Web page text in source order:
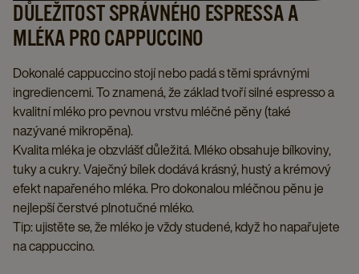
DŮLEŽITOST SPRÁVNÉHO ESPRESSA A
MLÉKA PRO CAPPUCCINO
Dokonalé cappuccino stojí nebo padá s těmi správnými
ingrediencemi. To znamená, že základ tvoří silné espresso a
kvalitní mléko pro pevnou vrstvu mléčné pěny (také
nazývané mikropěna).
Kvalita mléka je obzvlášť důležitá. Mléko obsahuje bílkoviny,
tuky a cukry. Vaječný bílek dodává krásný, hustý a krémový
efekt napařeného mléka. Pro dokonalou mléčnou pěnu je
nejlepší čerstvé plnotučné mléko.
Tip: ujistěte se, že mléko je vždy studené, když ho napařujete
na cappuccino.